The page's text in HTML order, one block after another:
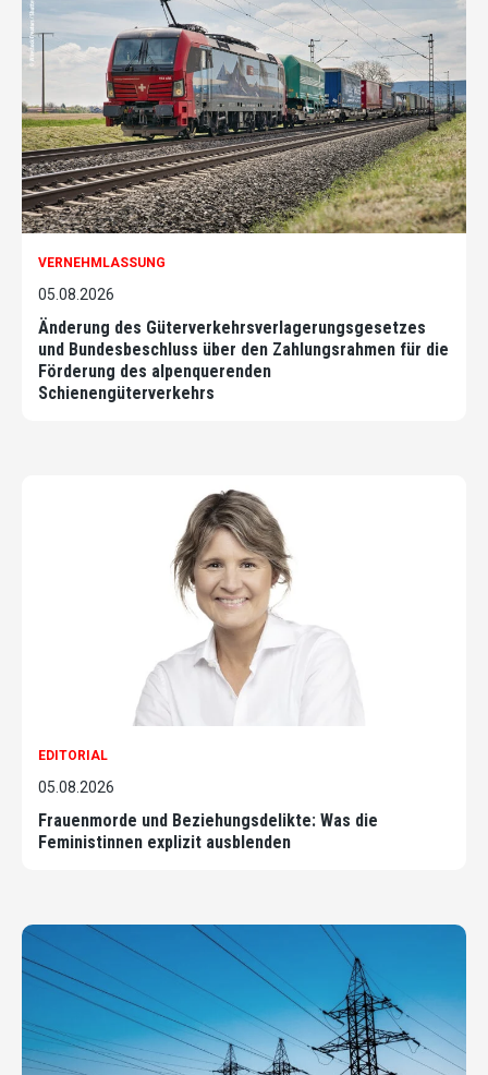
VERNEHMLASSUNG
05.08.2026
Änderung des Güterverkehrsverlagerungsgesetzes
und Bundesbeschluss über den Zahlungsrahmen für die
Förderung des alpenquerenden
Schienengüterverkehrs
EDITORIAL
05.08.2026
Frauenmorde und Beziehungsdelikte: Was die
Feministinnen explizit ausblenden